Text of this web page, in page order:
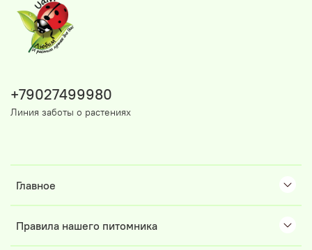
Главное
Правила нашего питомника
+79027499980
Линия заботы о растениях